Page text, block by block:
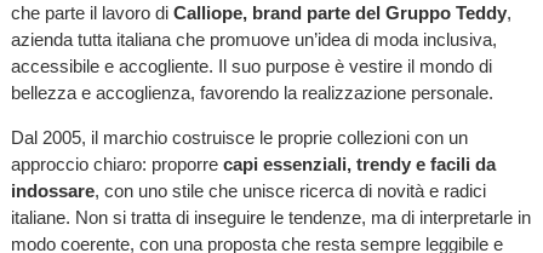
che parte il lavoro di Calliope, brand parte del Gruppo Teddy,
azienda tutta italiana che promuove un’idea di moda inclusiva,
accessibile e accogliente. Il suo purpose è vestire il mondo di
bellezza e accoglienza, favorendo la realizzazione personale.
Dal 2005, il marchio costruisce le proprie collezioni con un
approccio chiaro: proporre capi essenziali, trendy e facili da
indossare, con uno stile che unisce ricerca di novità e radici
italiane. Non si tratta di inseguire le tendenze, ma di interpretarle in
modo coerente, con una proposta che resta sempre leggibile e